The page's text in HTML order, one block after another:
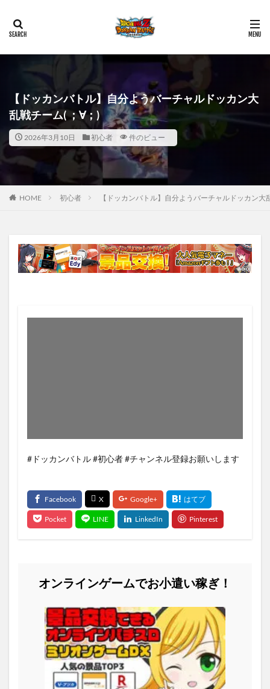
【ドッカンバトル】自分ようバーチャルドッカン大
乱戦チーム(⁠ ⁠；⁠∀⁠；⁠)
2026年3月10日 初心者 件のビュー
HOME 初心者 【ドッカンバトル】自分ようバーチャルドッカン大
#ドッカンバトル #初心者 #チャンネル登録お願いします
オンラインゲームでお小遣い稼ぎ！